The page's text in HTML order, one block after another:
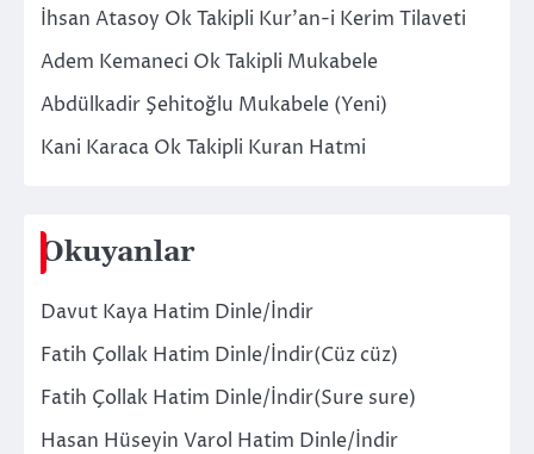
İhsan Atasoy Ok Takipli Kur’an-i Kerim Tilaveti
Adem Kemaneci Ok Takipli Mukabele
Abdülkadir Şehitoğlu Mukabele (Yeni)
Kani Karaca Ok Takipli Kuran Hatmi
Okuyanlar
Davut Kaya Hatim Dinle/İndir
Fatih Çollak Hatim Dinle/İndir(Cüz cüz)
Fatih Çollak Hatim Dinle/İndir(Sure sure)
Hasan Hüseyin Varol Hatim Dinle/İndir